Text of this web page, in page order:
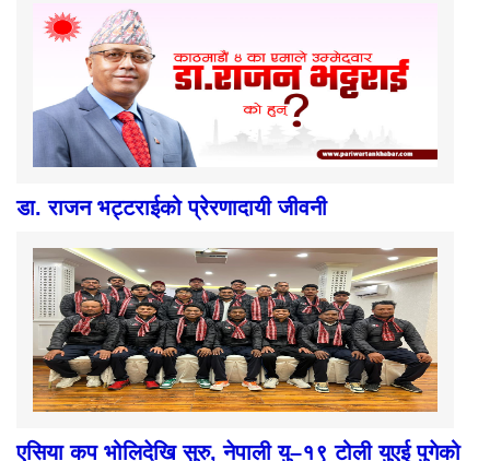
डा. राजन भट्टराईको प्रेरणादायी जीवनी
एसिया कप भोलिदेखि सुरु, नेपाली यु–१९ टोली युएई पुगेको